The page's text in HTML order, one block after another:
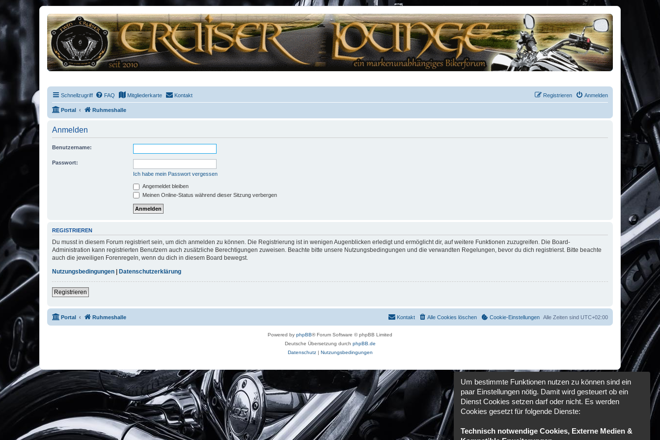
Schnellzugriff FAQ Mitgliederkarte Kontakt Anmelden
Registrieren
Portal Ruhmeshalle
Anmelden
Benutzername:
Passwort:
Ich habe mein Passwort vergessen
Angemeldet bleiben
Meinen Online-Status während dieser Sitzung verbergen
REGISTRIEREN
Du musst in diesem Forum registriert sein, um dich anmelden zu können. Die Registrierung ist in wenigen Augenblicken erledigt und ermöglicht dir, auf weitere Funktionen zuzugreifen. Die Board-
Administration kann registrierten Benutzern auch zusätzliche Berechtigungen zuweisen. Beachte bitte unsere Nutzungsbedingungen und die verwandten Regelungen, bevor du dich registrierst. Bitte beachte
auch die jeweiligen Forenregeln, wenn du dich in diesem Board bewegst.
Nutzungsbedingungen | Datenschutzerklärung
Registrieren
Portal Ruhmeshalle Alle Zeiten sind UTC+02:00
Cookie-Einstellungen
Alle Cookies löschen
Kontakt
Powered by phpBB® Forum Software © phpBB Limited
Deutsche Übersetzung durch phpBB.de
Datenschutz| Nutzungsbedingungen
Um bestimmte Funktionen nutzen zu können sind ein
paar Einstellungen nötig. Damit wird gesteuert ob ein
Dienst Cookies setzen darf oder nicht. Es werden
Cookies gesetzt für folgende Dienste:
Technisch notwendige Cookies, Externe Medien &